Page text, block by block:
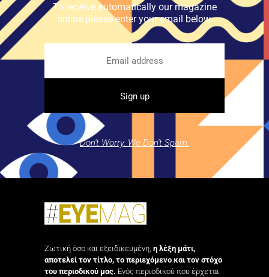
To receive automatically our magazine
online please enter your email below.
Don't Worry. We Don't Spam.
Ζωτική όσο και εξειδικευμένη, η λέξη μάτι,
αποτελεί τον τίτλο, το περιεχόμενο και τον στόχο
του περιοδικού μας. Ενός περιοδικού που έρχεται